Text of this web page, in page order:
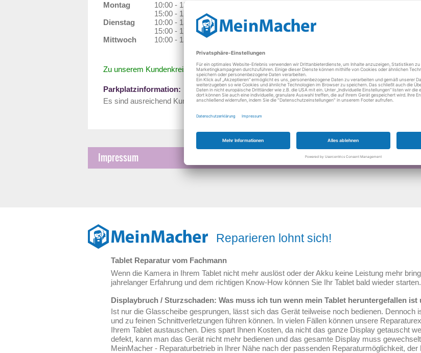
Montag
10:00 - 13:00 Uhr
15:00 - 17:30 Uhr
Dienstag
10:00 - 13:00 Uhr
15:00 - 17:30 Uhr
Mittwoch
10:00 - 13:00 Uhr
Zu unserem Kundenkreis gehören unter anderem: Media Markt, Saturn, EP, Tevi Expert,
Parkplatzinformation:
Es sind ausreichend Kundenparkplätze vorhanden.
Impressum
Reparieren lohnt sich!
Tablet Reparatur vom Fachmann
Wenn die Kamera in Ihrem Tablet nicht mehr auslöst oder der Akku keine Leistung mehr
jahrelanger Erfahrung und dem richtigen Know-How können Sie Ihr Tablet bald wieder starten.
Displaybruch / Sturzschaden: Was muss ich tun wenn mein Tablet heruntergefallen
Ist nur die Glasscheibe gesprungen, lässt sich das Gerät teilweise noch bedienen. Dennoch
und zu feinen Schnittverletzungen führen können. In vielen Fällen können unsere
Ihrem Tablet austauschen. Dies spart Ihnen Kosten, da nicht das ganze Display getauscht
defekt, kann man das Gerät nicht mehr bedienen und das gesamte Display muss
MeinMacher - Reparaturbetrieb in Ihrer Nähe nach der passenden Reparaturmöglichkeit,